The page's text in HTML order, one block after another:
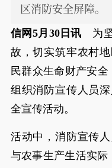
区消防安全屏障。
信网5月30日讯 为坚
故，切实筑牢农村
民群众生命财产安
组织消防宣传人员
全宣传活动。
活动中，消防宣传
与农事生产生活实际